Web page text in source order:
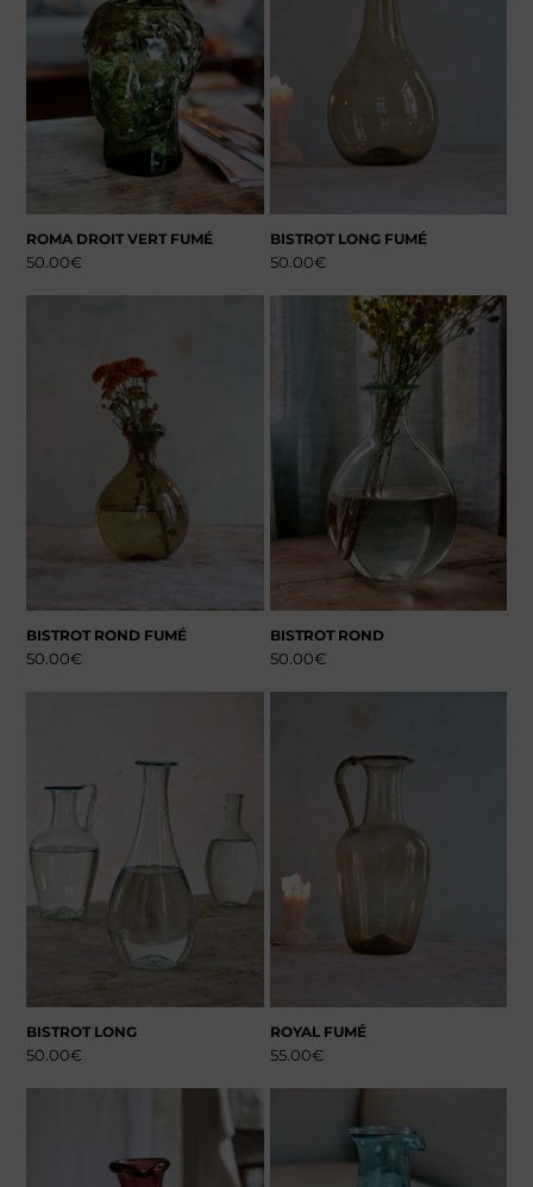
ROMA DROIT VERT FUMÉ
50.00€
BISTROT LONG FUMÉ
50.00€
BISTROT ROND FUMÉ
50.00€
BISTROT ROND
50.00€
BISTROT LONG
50.00€
ROYAL FUMÉ
55.00€